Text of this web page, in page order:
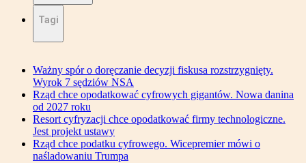
Tagi
Ważny spór o doręczanie decyzji fiskusa rozstrzygnięty.
Wyrok 7 sędziów NSA
Rząd chce opodatkować cyfrowych gigantów. Nowa danina
od 2027 roku
Resort cyfryzacji chce opodatkować firmy technologiczne.
Jest projekt ustawy
Rząd chce podatku cyfrowego. Wicepremier mówi o
naśladowaniu Trumpa